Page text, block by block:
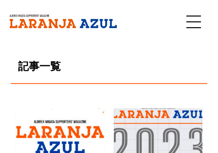
content
覧
記事一覧